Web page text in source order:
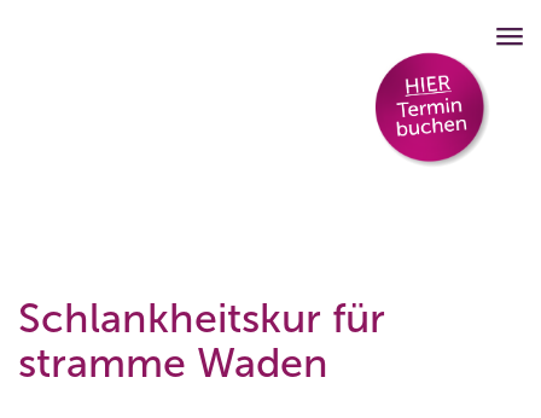
Schlankheitskur für
stramme Waden